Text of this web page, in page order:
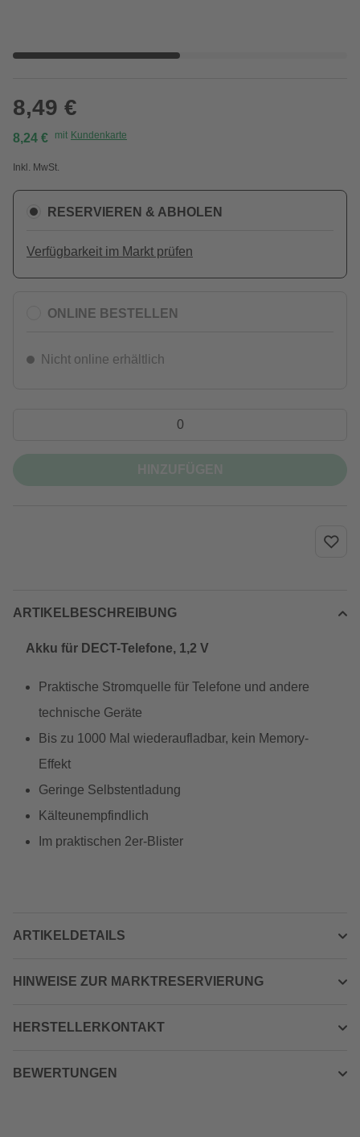
8,49 €
8,24 € mit Kundenkarte
Inkl. MwSt.
RESERVIEREN & ABHOLEN
Verfügbarkeit im Markt prüfen
ONLINE BESTELLEN
Nicht online erhältlich
ARTIKELBESCHREIBUNG
Akku für DECT-Telefone, 1,2 V
Praktische Stromquelle für Telefone und andere
technische Geräte
Bis zu 1000 Mal wiederaufladbar, kein Memory-
Effekt
Geringe Selbstentladung
Kälteunempfindlich
Im praktischen 2er-Blister
ARTIKELDETAILS
HINWEISE ZUR MARKTRESERVIERUNG
HERSTELLERKONTAKT
BEWERTUNGEN